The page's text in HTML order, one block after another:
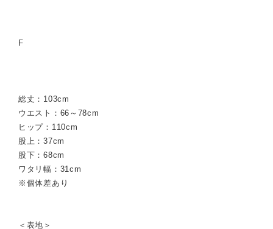
F
総丈：103cm
ウエスト：66～78cm
ヒップ：110cm
股上：37cm
股下：68cm
ワタリ幅：31cm
※個体差あり
＜表地＞